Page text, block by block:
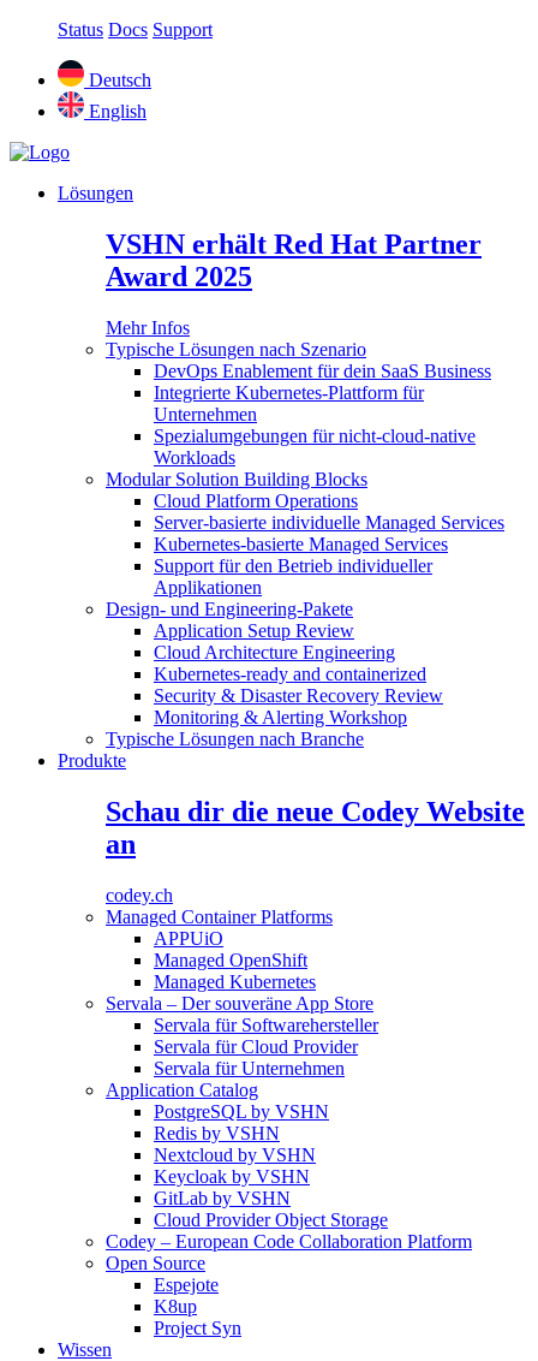
Status Docs Support
Deutsch
English
Lösungen
VSHN erhält Red Hat Partner
Award 2025
Mehr Infos
Typische Lösungen nach Szenario
DevOps Enablement für dein SaaS Business
Integrierte Kubernetes-Plattform für
Unternehmen
Spezialumgebungen für nicht-cloud-native
Workloads
Modular Solution Building Blocks
Cloud Platform Operations
Server-basierte individuelle Managed Services
Kubernetes-basierte Managed Services
Support für den Betrieb individueller
Applikationen
Design- und Engineering-Pakete
Application Setup Review
Cloud Architecture Engineering
Kubernetes-ready and containerized
Security & Disaster Recovery Review
Monitoring & Alerting Workshop
Typische Lösungen nach Branche
Produkte
Schau dir die neue Codey Website
an
codey.ch
Managed Container Platforms
APPUiO
Managed OpenShift
Managed Kubernetes
Servala – Der souveräne App Store
Servala für Softwarehersteller
Servala für Cloud Provider
Servala für Unternehmen
Application Catalog
PostgreSQL by VSHN
Redis by VSHN
Nextcloud by VSHN
Keycloak by VSHN
GitLab by VSHN
Cloud Provider Object Storage
Codey – European Code Collaboration Platform
Open Source
Espejote
K8up
Project Syn
Wissen